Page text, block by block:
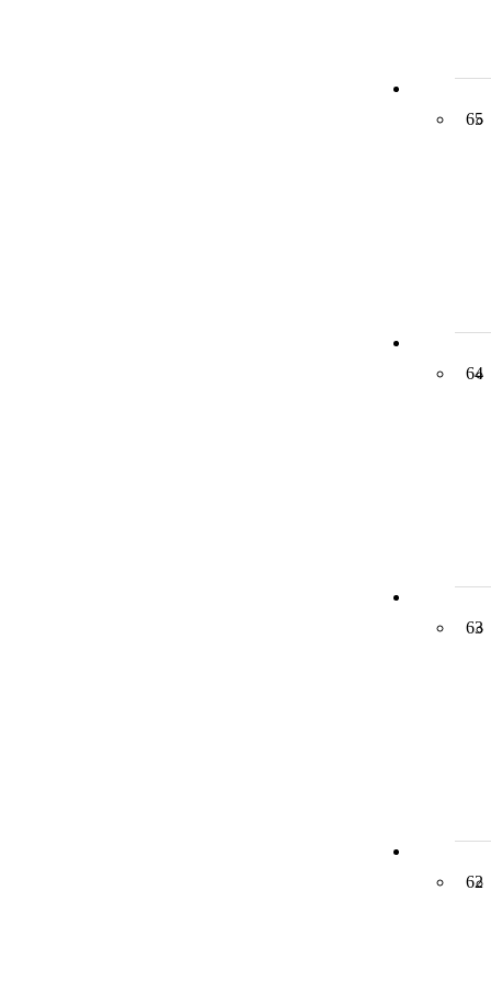
65
64
63
62